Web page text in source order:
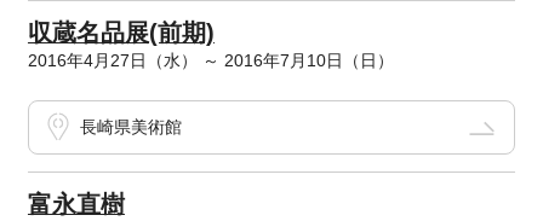
収蔵名品展(前期)
2016年4月27日（水） ～ 2016年7月10日（日）
長崎県美術館
富永直樹